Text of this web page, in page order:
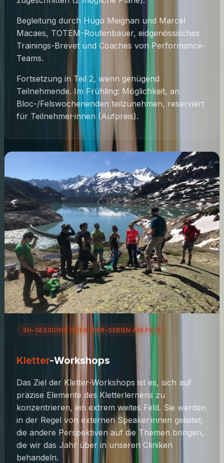
Begleitung durch Hugo Meignan und Marcel
Macaes, TOTEM-Routenbauer, eidgenössisches
Trainings-Brevet und Coaches von Performance-
Teams.
Fortsetzung in Teil 2, wenn genügend
Teilnehmende. Im Frühling: Möglichkeit, an
Bloc-/Felswochenenden teilzunehmen, reserviert
für Teilnehmer·innen (Aufpreis).
3H-SESSIONS ODER 10ER-SERIEN AM FELS
Kletter-Workshops
Das Ziel der Kletter-Workshops ist es, sich auf
präzise Elemente des Kletterlernens zu
konzentrieren, ein extrem weites Feld. Sie werden
in der Regel von externen Speaker·innen geleitet,
die andere Perspektiven auf die Themen bringen,
die wir das Jahr über in unseren Cliniken
behandeln.